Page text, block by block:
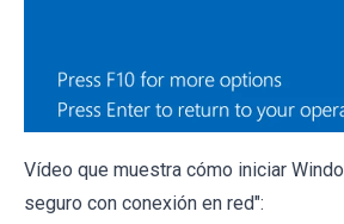
Vídeo que muestra cómo iniciar
seguro con conexión en red":